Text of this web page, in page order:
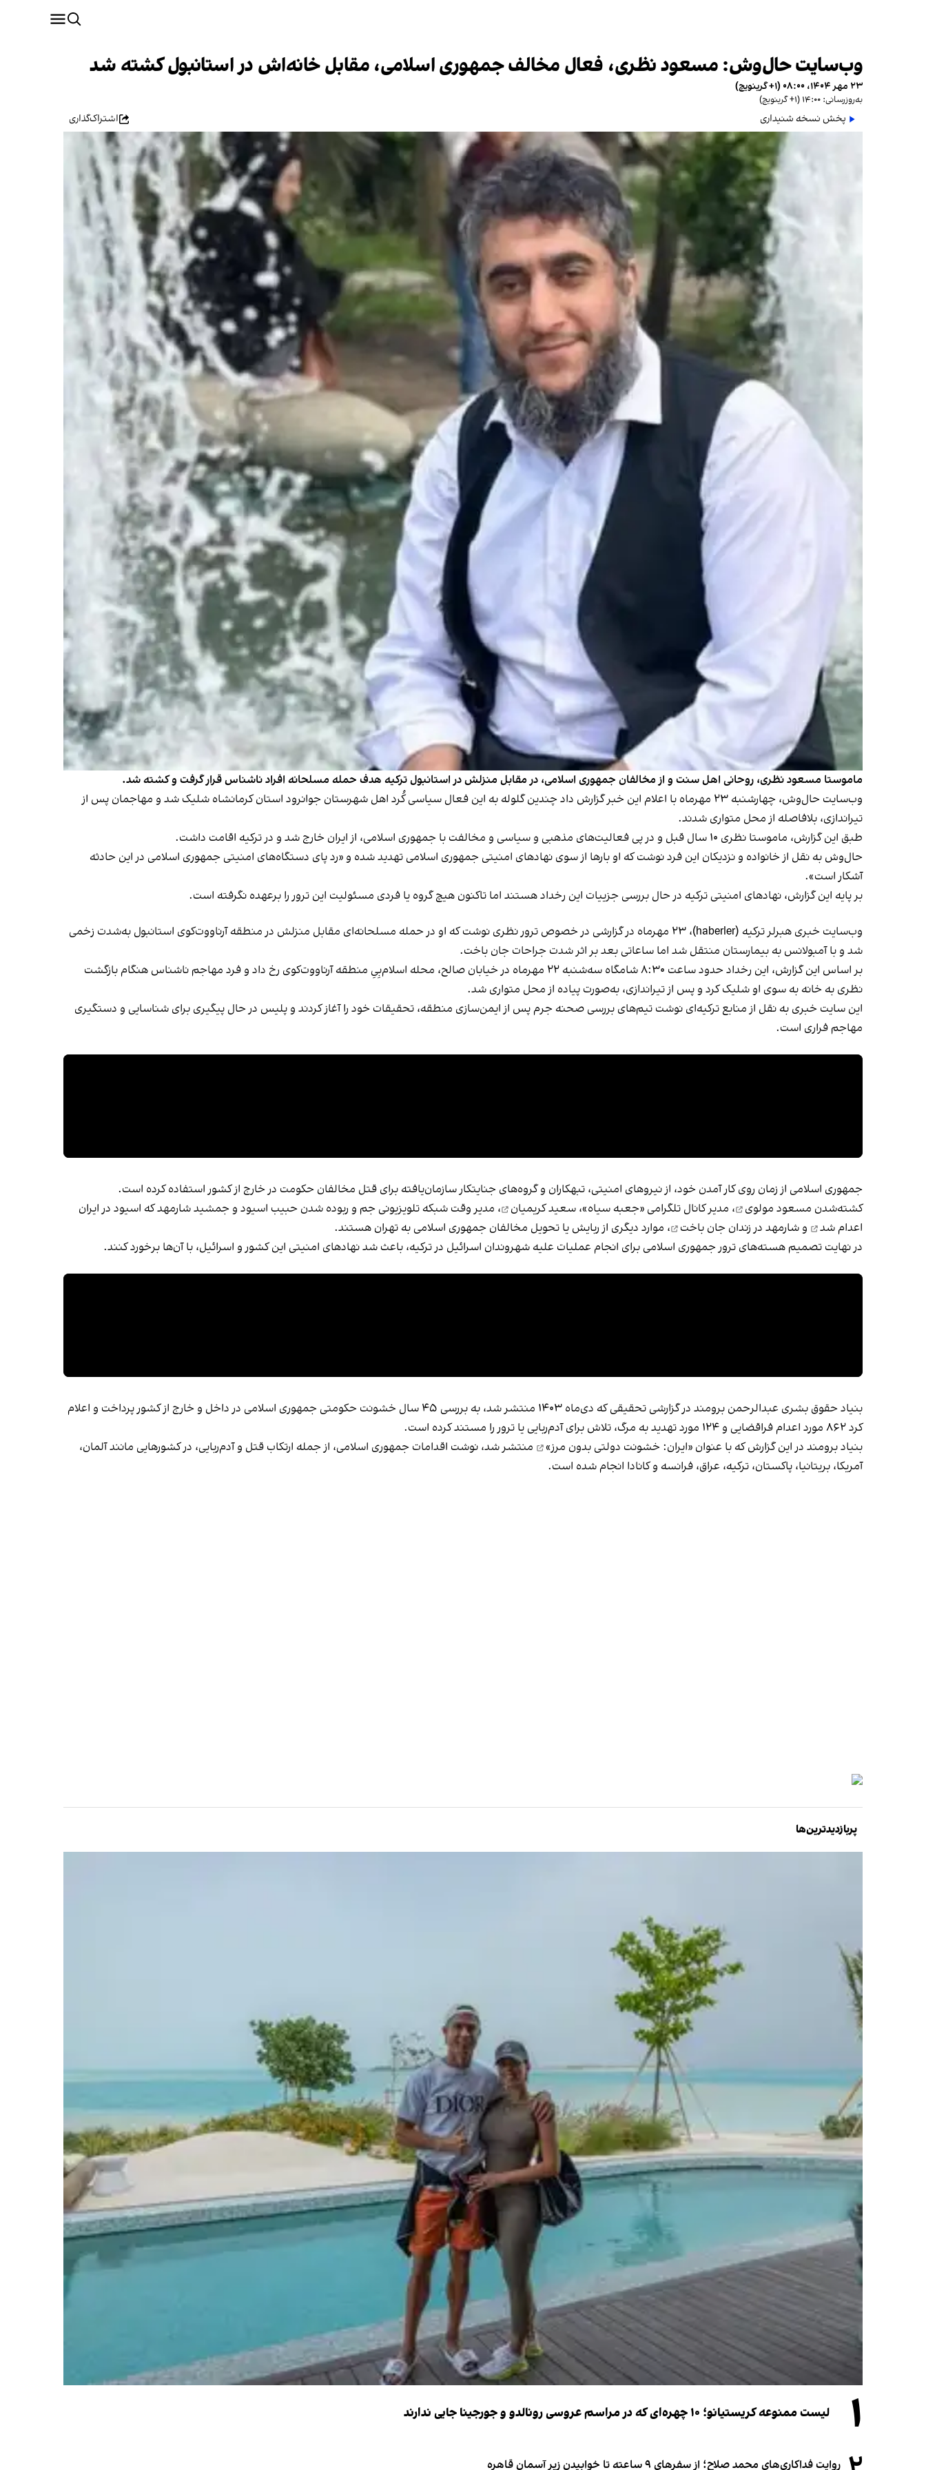
وب‌سایت حال‌وش: مسعود نظری، فعال مخالف جمهوری اسلامی،‌ مقابل خانه‌اش در استانبول کشته شد
۲۳ مهر ۱۴۰۴، ۰۸:۰۰ (‎+۱ گرینویچ)
به‌روزرسانی: ۱۴:۰۰ (‎+۱ گرینویچ)
پخش نسخه شنیداری اشتراک‌گذاری
ماموستا مسعود نظری،‌ روحانی اهل سنت و از مخالفان جمهوری اسلامی،‌ در مقابل منزلش در استانبول ترکیه هدف حمله مسلحانه افراد ناشناس قرار گرفت و کشته شد.
وب‌سایت حال‌وش، چهارشنبه ۲۳ مهرماه با اعلام این خبر گزارش داد چندین گلوله به این فعال سیاسی کُرد اهل شهرستان جوانرود استان کرمانشاه شلیک شد و مهاجمان پس از
تیراندازی، بلافاصله از محل متواری شدند.
طبق این گزارش،‌ ماموستا نظری ۱۰ سال قبل و در پی فعالیت‌های مذهبی و سیاسی و مخالفت با جمهوری اسلامی، از ایران خارج شد و در ترکیه اقامت داشت.
حال‌وش به نقل از خانواده و نزدیکان این فرد نوشت که او بارها از سوی نهادهای امنیتی جمهوری اسلامی تهدید شده و «رد پای دستگاه‌های امنیتی جمهوری اسلامی در این حادثه
آشکار است».
بر پایه این گزارش، نهادهای امنیتی ترکیه در حال بررسی جزییات این رخداد هستند اما تاکنون هیچ گروه یا فردی مسئولیت این ترور را برعهده نگرفته است.
وب‌سایت خبری هبرلر ترکیه (haberler)، ۲۳ مهرماه در گزارشی در خصوص ترور نظری نوشت که او در حمله‌ مسلحانه‌ای مقابل منزلش در منطقه آرناووت‌کوی استانبول به‌شدت زخمی
شد و با آمبولانس به بیمارستان منتقل شد اما ساعاتی بعد بر اثر شدت جراحات جان باخت.
بر اساس این گزارش، این رخداد حدود ساعت ۸:۳۰ شامگاه سه‌شنبه ۲۲ مهرماه در خیابان صالح، محله اسلام‌بِیِ منطقه آرناووت‌کوی رخ داد و فرد مهاجم ناشناس هنگام بازگشت
نظری به خانه به سوی او شلیک کرد و پس از تیراندازی، به‌صورت پیاده از محل متواری شد.
این سایت خبری به نقل از منابع ترکیه‌ای نوشت تیم‌های بررسی صحنه جرم پس از ایمن‌سازی منطقه، تحقیقات خود را آغاز کردند و پلیس در حال پیگیری برای شناسایی و دستگیری
مهاجم فراری است.
جمهوری‌ اسلامی از زمان روی کار آمدن خود، از نیروهای امنیتی، تبهکاران و گروه‌های جنایتکار سازمان‌یافته برای قتل مخالفان حکومت در خارج از کشور استفاده کرده است.
کشته‌شدن مسعود مولوی ، مدیر کانال تلگرامی «جعبه سیاه»، سعید کریمیان
، مدیر وقت شبکه تلویزیونی جم و ربوده شدن حبیب اسیود و جمشید شارمهد که اسیود در ایران
اعدام شد
و شارمهد در زندان جان باخت
، موارد دیگری از ربایش یا تحویل مخالفان جمهوری اسلامی به تهران هستند.
در نهایت تصمیم هسته‌های ترور جمهوری اسلامی برای انجام عملیات علیه شهروندان اسرائیل در ترکیه، باعث شد نهادهای امنیتی این کشور و اسرائیل، با آن‌ها برخورد کنند.
بنیاد حقوق بشری عبدالرحمن برومند در گزارشی تحقیقی که دی‌ماه ۱۴۰۳ منتشر شد، به بررسی ۴۵ سال خشونت حکومتی جمهوری اسلامی در داخل و خارج از کشور پرداخت و اعلام
کرد ۸۶۲ مورد اعدام فراقضایی و ۱۲۴ مورد تهدید به مرگ، تلاش برای آدم‌ربایی یا ترور را مستند کرده است.
بنیاد برومند در این گزارش که با عنوان «ایران: خشونت دولتی بدون مرز»
منتشر شد، نوشت اقدامات جمهوری اسلامی، از جمله ارتکاب قتل و آدم‌ربایی، در کشورهایی مانند آلمان،
آمریکا، بریتانیا، پاکستان، ترکیه، عراق، فرانسه و کانادا انجام شده است.
پربازدیدترین‌ها
۱ لیست ممنوعه کریستیانو؛ ۱۰ چهره‌ای که در مراسم عروسی رونالدو و جورجینا جایی ندارند
روایت فداکاری‌های محمد صلاح؛ از سفرهای ۹ ساعته تا خوابیدن زیر آسمان قاهره